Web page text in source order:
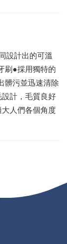
設計出的可溫
刷●採用獨特的
髒污並迅速清除
計，毛質良好
人們各個角度